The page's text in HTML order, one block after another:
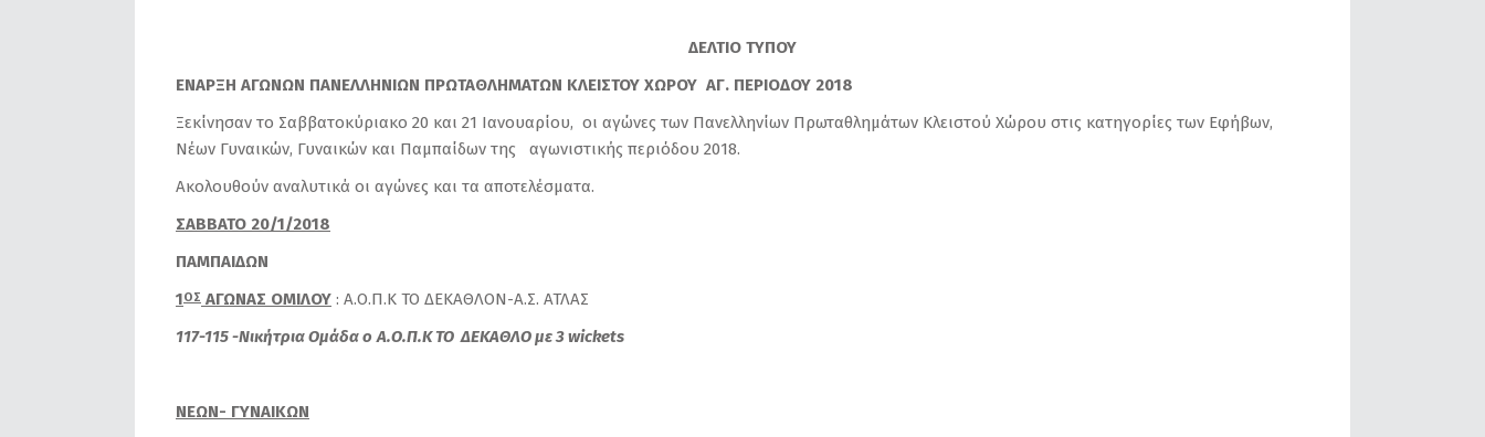
ΔΕΛΤΙΟ ΤΥΠΟΥ
ΕΝΑΡΞΗ ΑΓΩΝΩΝ ΠΑΝΕΛΛΗΝΙΩΝ ΠΡΩΤΑΘΛΗΜΑΤΩΝ ΚΛΕΙΣΤΟΥ ΧΩΡΟΥ ΑΓ. ΠΕΡΙΟΔΟΥ 2018
Ξεκίνησαν το Σαββατοκύριακο 20 και 21 Ιανουαρίου, οι αγώνες των Πανελληνίων Πρωταθλημάτων Κλειστού Χώρου στις κατηγορίες των Εφήβων,
Νέων Γυναικών, Γυναικών και Παμπαίδων της αγωνιστικής περιόδου 2018.
Ακολουθούν αναλυτικά οι αγώνες και τα αποτελέσματα.
ΣΑΒΒΑΤΟ 20/1/2018
ΠΑΜΠΑΙΔΩΝ
1ΟΣ ΑΓΩΝΑΣ ΟΜΙΛΟΥ : Α.Ο.Π.Κ ΤΟ ΔΕΚΑΘΛΟΝ-Α.Σ. ΑΤΛΑΣ
117-115 -Νικήτρια Ομάδαo A.O.Π.Κ ΤΟ ΔΕΚΑΘΛΟ με 3wickets
NΕΩΝ- ΓΥΝΑΙΚΩΝ